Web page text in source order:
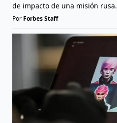
de impacto de una misión rusa.
Por Forbes Staff